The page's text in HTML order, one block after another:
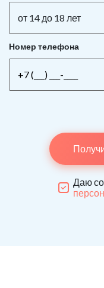
от 14 до 18 лет
Номер телефона
Даю